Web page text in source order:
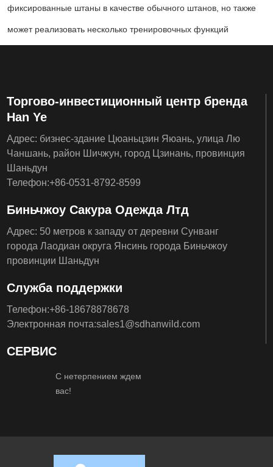
фиксированные штаны в качестве обычного штанов, но также
может реализовать несколько тренировочных функций
Торгово-инвестиционный центр бренда
Han Ye
Адрес: бизнес-здание Цюаньцзин Яюань, улица Лю
Чаншань, район Шичжун, город Цзинань, провинция
Шаньдун
Телефон:+86-0531-8792-8599
Биньчжоу Сакура Одежда Лтд
Адрес: 50 метров к западу от деревни Сунванг
города Лаодиан округа Янсинь города Биньчжоу
провинции Шаньдун
Служба поддержки
Телефон:+86-18678878678
Электронная почта:sales1@sdhanwild.com
СЕРВИС
С нетерпением ждем
вас!